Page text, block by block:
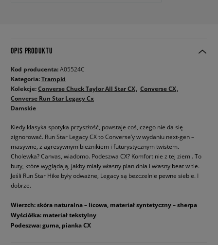
OPIS PRODUKTU
Kod producenta:A05524C
Kategoria:Trampki
Kolekcje:Converse Chuck Taylor All Star CX Converse CX
Converse Run Star Legacy Cx
Damskie
Kiedy klasyka spotyka przyszłość, powstaje coś, czego nie da się
zignorować. Run Star Legacy CX to Converse’y w wydaniu next-gen –
masywne, z agresywnym bieżnikiem i futurystycznym twistem.
Cholewka? Canvas, wiadomo. Podeszwa CX? Komfort nie z tej ziemi. To
buty, które wyglądają, jakby miały własny plan dnia i własny beat w tle.
Jeśli Run Star Hike były odważne, Legacy są bezczelnie pewne siebie. I
dobrze.
Wierzch: skóra naturalna – licowa, materiał syntetyczny – sherpa
Wyściółka: materiał tekstylny
Podeszwa: guma, pianka CX